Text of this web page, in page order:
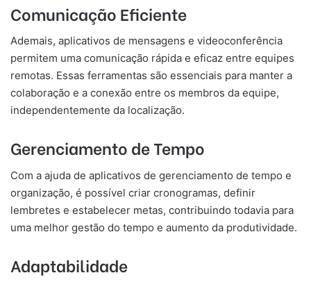
Comunicação Eficiente
Ademais, aplicativos de mensagens e videoconferência
permitem uma comunicação rápida e eficaz entre equipes
remotas. Essas ferramentas são essenciais para manter a
colaboração e a conexão entre os membros da equipe,
independentemente da localização.
Gerenciamento de Tempo
Com a ajuda de aplicativos de gerenciamento de tempo e
organização, é possível criar cronogramas, definir
lembretes e estabelecer metas, contribuindo todavia para
uma melhor gestão do tempo e aumento da produtividade.
Adaptabilidade